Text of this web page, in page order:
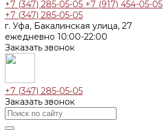
+7 (347) 285-05-05 +7 (917) 454-05-05
+7 (347) 285-05-05
г. Уфа, Бакалинская улица, 27
ежедневно 10:00-22:00
Заказать звонок
+7 (347) 285-05-05
Заказать звонок